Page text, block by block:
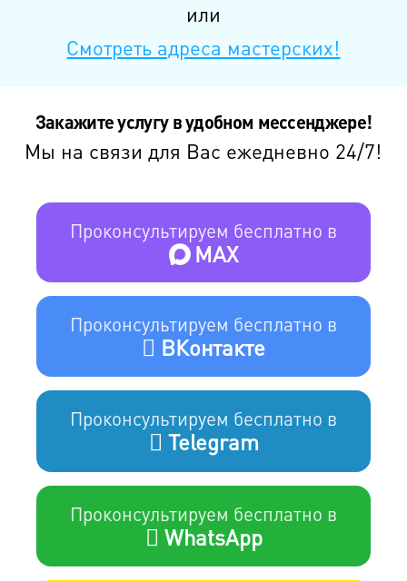
или
Смотреть адреса мастерских!
Закажите услугу в удобном мессенджере!
Мы на связи для Вас ежедневно 24/7!
Проконсультируем бесплатно в
MAX
Проконсультируем бесплатно в
ВКонтакте
Проконсультируем бесплатно в
Telegram
Проконсультируем бесплатно в
WhatsApp